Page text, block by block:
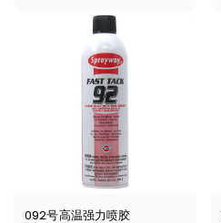
092号高温强力喷胶